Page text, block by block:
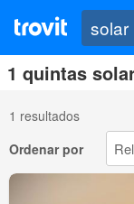
1 quintas
1 resultados
Ordenar por